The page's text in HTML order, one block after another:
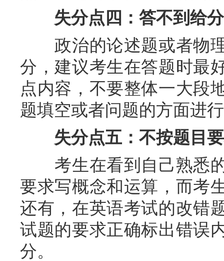
失分点四：答不到给
政治的论述题或者物理
分，建议考生在答题时最
点内容，不要整体一大段
题填空或者问题的方面进
失分点五：不按题目
考生在看到自己熟悉的
要求写概念和运算，而考
还有，在英语考试的改错
试题的要求正确标出错误
分。